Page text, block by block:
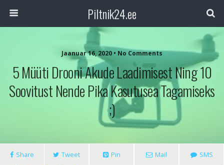
Piltnik24.ee
Jaanuar 16, 2020 • No Comments
5 Müüti Drooni Akude Laadimisest Ning 10
Soovitust Nende Pika Kasutusea Tagamiseks
;)
Share Tweet Pin Mail SMS